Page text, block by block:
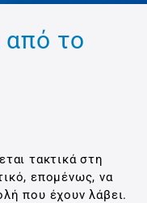
το
τακτικά στη
επομένως, να
που έχουν λάβει.